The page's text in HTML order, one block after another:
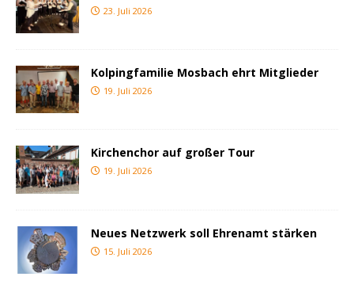
23. Juli 2026
Kolpingfamilie Mosbach ehrt Mitglieder
19. Juli 2026
Kirchenchor auf großer Tour
19. Juli 2026
Neues Netzwerk soll Ehrenamt stärken
15. Juli 2026